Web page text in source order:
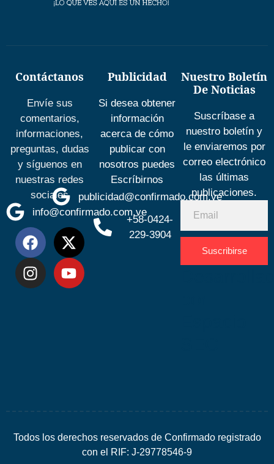
Contáctanos
Envíe sus
comentarios,
informaciones,
preguntas, dudas
y síguenos en
nuestras redes
sociales
info@confirmado.com.ve
Publicidad
Si desea obtener
información
acerca de cómo
publicar con
nosotros puedes
Escríbirnos
publicidad@confirmado.com.ve
+58-0424-
229-3904
Nuestro Boletín
De Noticias
Suscríbase a
nuestro boletín y
le enviaremos por
correo electrónico
las últimas
publicaciones.
Suscribirse
Todos los derechos reservados de Confirmado registrado
con el RIF: J-29778546-9